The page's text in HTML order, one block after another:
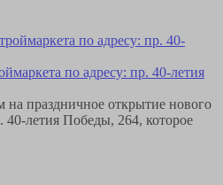
по адресу: пр. 40-летия
праздничное открытие нового
40-летия Победы, 264, которое